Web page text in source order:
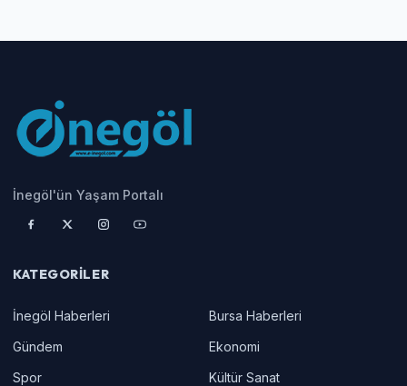
İnegöl'ün Yaşam Portalı
KATEGORILER
İnegöl Haberleri
Bursa Haberleri
Gündem
Ekonomi
Spor
Kültür Sanat